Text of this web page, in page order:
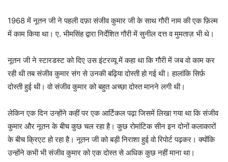
1968 में नूतन जी ने पहली दफ़ा संजीव कुमार जी के साथ गौरी नाम की एक फ़िल्म
में काम किया था। ए. भीमसिंह द्वारा निर्देशित गौरी में सुनील दत्त व मुमताज़ भी थे।
नूतन जी ने स्टारडस्ट को दिए उस इंटरव्यू में कहा था कि गौरी में जब वो काम कर
रही थी तब संजीव कुमार संग से उनकी बढ़िया दोस्ती हो गई थी। हालांकि सिर्फ़
दोस्ती हुई थी। वो संजीव कुमार को बहुत अच्छा दोस्त मानने लगी थी।
लेकिन एक दिन उन्होंने कहीं पर एक आर्टिकल पढ़ा जिसमें लिखा गया था कि संजीव
कुमार और नूतन के बीच कुछ चल रहा है। कुछ रोमांटिक सीन इन दोनों कलाकारों
के बीच क्रिएट हो रहा है। नूतन जी को बड़ी निराशा हुई वो रिपोर्ट पढ़कर। क्योंकि
उन्होंने कभी भी संजीव कुमार को एक दोस्त से अधिक कुछ नहीं माना था।